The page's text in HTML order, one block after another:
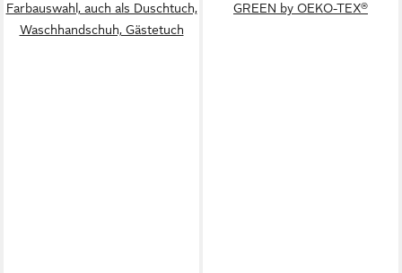
Farbauswahl, auch als Duschtuch,
Waschhandschuh, Gästetuch
GREEN by OEKO-TEX®